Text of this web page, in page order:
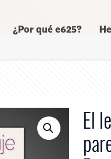
¿Por qué e625?
El